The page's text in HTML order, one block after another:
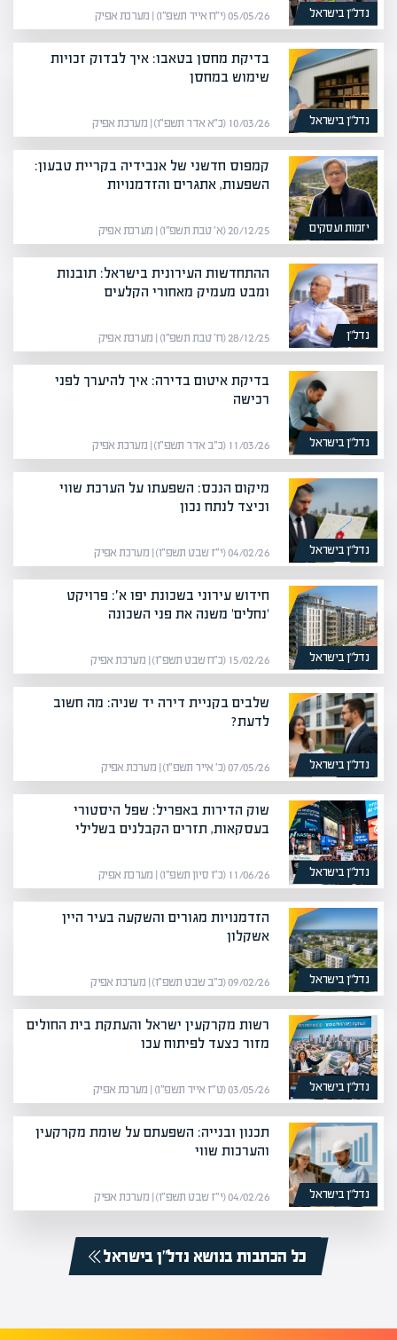
נדל”ן בישראל 05/05/26 (י״ח אייר תשפ״ו) | מערכת אפיק
נדל”ן בישראל
בדיקת מחסן בטאבו: איך לבדוק זכויות
שימוש במחסן
10/03/26 (כ״א אדר תשפ״ו) | מערכת אפיק
יזמות ועסקים
קמפוס חדשני של אנבידיה בקריית טבעון:
השפעות, אתגרים והזדמנויות
20/12/25 (א׳ טבת תשפ״ו) | מערכת אפיק
נדל”ן
ההתחדשות העירונית בישראל: תובנות
ומבט מעמיק מאחורי הקלעים
28/12/25 (ח׳ טבת תשפ״ו) | מערכת אפיק
נדל”ן בישראל
בדיקת איטום בדירה: איך להיערך לפני
רכישה
11/03/26 (כ״ב אדר תשפ״ו) | מערכת אפיק
נדל”ן בישראל
מיקום הנכס: השפעתו על הערכת שווי
וכיצד לנתח נכון
04/02/26 (י״ז שבט תשפ״ו) | מערכת אפיק
נדל”ן בישראל
חידוש עירוני בשכונת יפו א׳: פרויקט
'נחלים' משנה את פני השכונה
15/02/26 (כ״ח שבט תשפ״ו) | מערכת אפיק
נדל”ן בישראל
שלבים בקניית דירה יד שניה: מה חשוב
לדעת?
07/05/26 (כ׳ אייר תשפ״ו) | מערכת אפיק
נדל”ן בישראל
שוק הדירות באפריל: שפל היסטורי
בעסקאות, תזרים הקבלנים בשלילי
11/06/26 (כ״ו סיון תשפ״ו) | מערכת אפיק
נדל”ן בישראל
הזדמנויות מגורים והשקעה בעיר היין
אשקלון
09/02/26 (כ״ב שבט תשפ״ו) | מערכת אפיק
נדל”ן בישראל
רשות מקרקעין ישראל והעתקת בית החולים
מזור כצעד לפיתוח עכו
03/05/26 (ט״ז אייר תשפ״ו) | מערכת אפיק
נדל”ן בישראל
תכנון ובנייה: השפעתם על שומת מקרקעין
והערכות שווי
04/02/26 (י״ז שבט תשפ״ו) | מערכת אפיק
כל הכתבות בנושא נדל”ן בישראל